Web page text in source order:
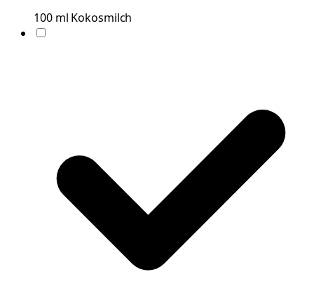
100 ml Kokosmilch